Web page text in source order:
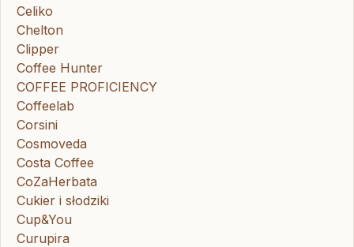
Celiko
Chelton
Clipper
Coffee Hunter
COFFEE PROFICIENCY
Coffeelab
Corsini
Cosmoveda
Costa Coffee
CoZaHerbata
Cukier i słodziki
Cup&You
Curupira